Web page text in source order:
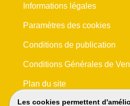
Les cookies permettent
Informations légales
Paramètres des cookies
Conditions de publication
Conditions Générales de
Plan du site